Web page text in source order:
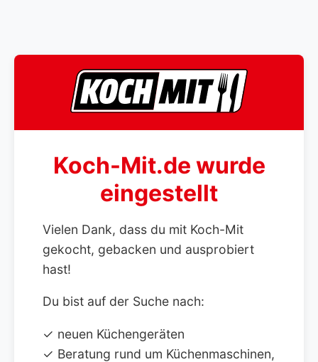
Koch-Mit.de wurde
eingestellt
Vielen Dank, dass du mit Koch-Mit
gekocht, gebacken und ausprobiert
hast!
Du bist auf der Suche nach:
✓ neuen Küchengeräten
✓ Beratung rund um Küchenmaschinen,